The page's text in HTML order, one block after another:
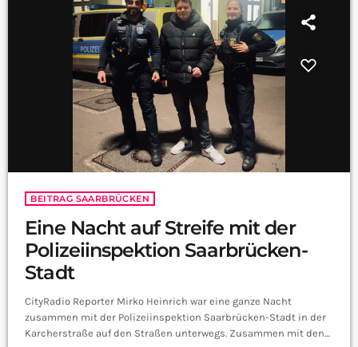
BEITRAG SAARBRÜCKEN
Eine Nacht auf Streife mit der
Polizeiinspektion Saarbrücken-
Stadt
CityRadio Reporter Mirko Heinrich war eine ganze Nacht
zusammen mit der Polizeiinspektion Saarbrücken-Stadt in der
Karcherstraße auf den Straßen unterwegs. Zusammen mit den